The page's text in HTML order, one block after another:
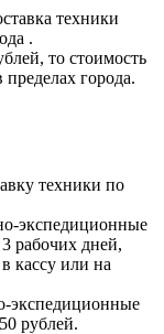
техники
.
то стоимость
пределах города.
техники по
экспедиционные
рабочих дней,
кассу или на
экспедиционные
рублей.